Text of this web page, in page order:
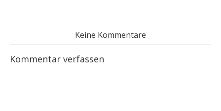
Keine Kommentare
Kommentar verfassen